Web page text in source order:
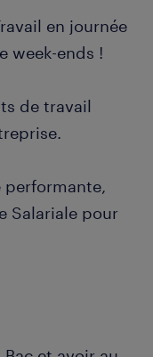
en journée
week-ends !
de travail
performante,
Salariale pour